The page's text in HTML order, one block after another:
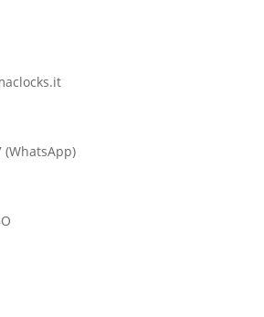
(WhatsApp)